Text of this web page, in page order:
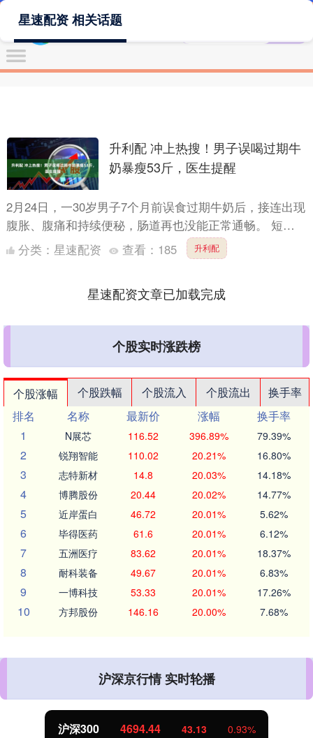
星速配资 相关话题
升利配 冲上热搜！男子误喝过期牛
奶暴瘦53斤，医生提醒
2月24日，一30岁男子7个月前误食过期牛奶后，接连出现
腹胀、腹痛和持续便秘，肠道再也没能正常通畅。 短短
数月体重暴跌53斤。上海市第十人民医院医生陈启仪表
示：....
分类： 星速配资 查看： 185 升利配
星速配资文章已加载完成
个股实时涨跌榜
个股涨幅 个股跌幅 个股流入 个股流出
换手率
排名
名称 最新价 涨幅
换手率
1
N展芯 116.52 396.89% 79.39%
2 锐翔智能 110.02 20.21% 16.80%
3 志特新材 14.8 20.03% 14.18%
4 博腾股份 20.44 20.02% 14.77%
5 近岸蛋白 46.72 20.01% 5.62%
6 毕得医药 61.6 20.01% 6.12%
7 五洲医疗 83.62 20.01% 18.37%
8 耐科装备 49.67 20.01% 6.83%
9 一博科技 53.33 20.01% 17.26%
10 方邦股份 146.16 20.00% 7.68%
沪深京行情 实时轮播
沪深300 4694.44 43.13 0.93%